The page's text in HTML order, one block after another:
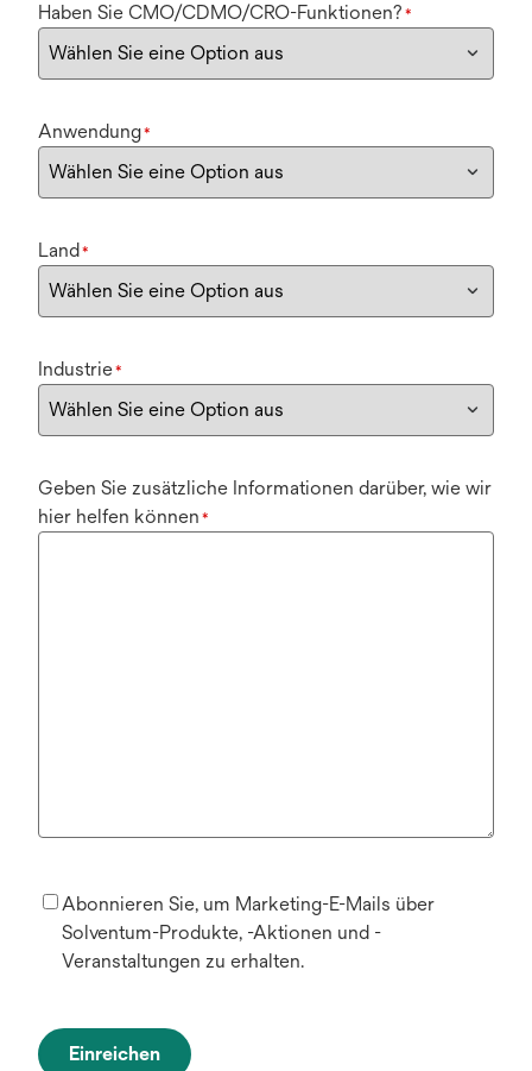
Haben Sie CMO/CDMO/CRO-Funktionen? *
Anwendung*
Land*
Industrie*
Geben Sie zusätzliche Informationen darüber, wie wir
hier helfen können *
Abonnieren Sie, um Marketing-E-Mails über
Solventum-Produkte, -Aktionen und -
Veranstaltungen zu erhalten.
Einreichen